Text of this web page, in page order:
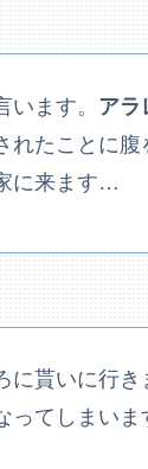
ます。 アラ
れたことに腹
に来ます…
に貰いに行き
ってしまい